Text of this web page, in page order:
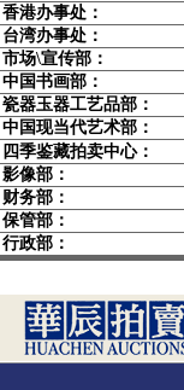
香港办事处
台湾办事处
市场\宣
中国书画
瓷器玉器工
中国现当代
四季鉴藏拍卖中心：
影像部
财务部
保管部：
行政部：